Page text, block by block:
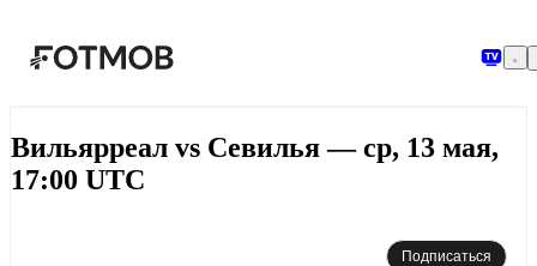
Вильярреал vs Севилья — ср, 13 мая,
17:00 UTC
Подписаться